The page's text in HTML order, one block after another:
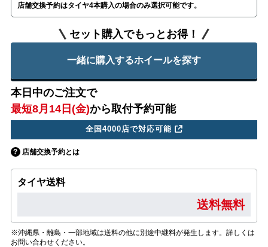
店舗交換予約はタイヤ4本購入の場合のみ選択可能です。
セット購入でもっとお得！
一緒に購入するホイールを探す
本日中のご注文で
最短8月14日(金)から取付予約可能
全国4000店で対応可能
店舗交換予約とは
タイヤ送料
送料無料
※沖縄県・離島・一部地域は送料の他に別途中継料が発生します。詳しくは
お問い合わせください。